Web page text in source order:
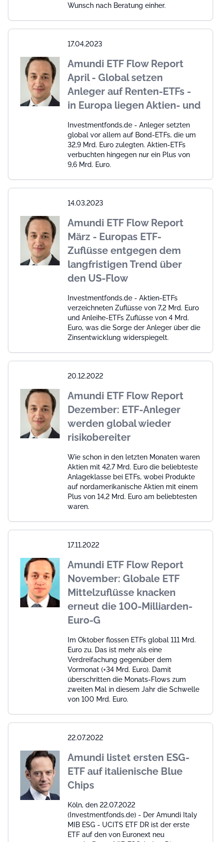
Wunsch nach Beratung einher.
17.04.2023
Amundi ETF Flow Report
April - Global setzen
Anleger auf Renten-ETFs -
in Europa liegen Aktien- und
Investmentfonds.de - Anleger setzten
global vor allem auf Bond-ETFs, die um
32,9 Mrd. Euro zulegten. Aktien-ETFs
verbuchten hingegen nur ein Plus von
9,6 Mrd. Euro.
14.03.2023
Amundi ETF Flow Report
März - Europas ETF-
Zuflüsse entgegen dem
langfristigen Trend über
den US-Flow
Investmentfonds.de - Aktien-ETFs
verzeichneten Zuflüsse von 7,2 Mrd. Euro
und Anleihe-ETFs Zuflüsse von 4 Mrd.
Euro, was die Sorge der Anleger über die
Zinsentwicklung widerspiegelt.
20.12.2022
Amundi ETF Flow Report
Dezember: ETF-Anleger
werden global wieder
risikobereiter
Wie schon in den letzten Monaten waren
Aktien mit 42,7 Mrd. Euro die beliebteste
Anlageklasse bei ETFs, wobei Produkte
auf nordamerikanische Aktien mit einem
Plus von 14,2 Mrd. Euro am beliebtesten
waren.
17.11.2022
Amundi ETF Flow Report
November: Globale ETF
Mittelzuflüsse knacken
erneut die 100-Milliarden-
Euro-G
Im Oktober flossen ETFs global 111 Mrd.
Euro zu. Das ist mehr als eine
Verdreifachung gegenüber dem
Vormonat (+34 Mrd. Euro). Damit
überschritten die Monats-Flows zum
zweiten Mal in diesem Jahr die Schwelle
von 100 Mrd. Euro.
22.07.2022
Amundi listet ersten ESG-
ETF auf italienische Blue
Chips
Köln, den 22.07.2022
(Investmentfonds.de) - Der Amundi Italy
MIB ESG - UCITS ETF DR ist der erste
ETF auf den von Euronext neu